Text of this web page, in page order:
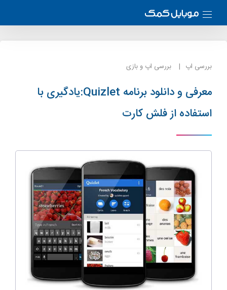
بررسی اپ بررسی اپ و بازی
معرفی و دانلود برنامه Quizlet:یادگیری با
استفاده از فلش کارت